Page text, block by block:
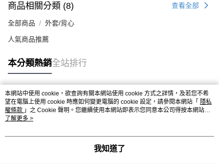
商品相關分類 (8) 查看全部
全部商品 外套/背心
人氣商品推薦
本分類熱銷全站排行
熱門標籤
本網站中使用 cookie，欲查詢有關本網站使用 cookie 方式之詳情，及若您不希
望在電腦上使用 cookie 時應如何變更電腦的 cookie 設定，請參閱本網站「 隱私
權條款 」之 Cookie 聲明。您繼續使用本網站即表示您同意本公司得按本網站使
用條款之 Cookie 聲明使用 cookie。
了解更多 >
我知道了